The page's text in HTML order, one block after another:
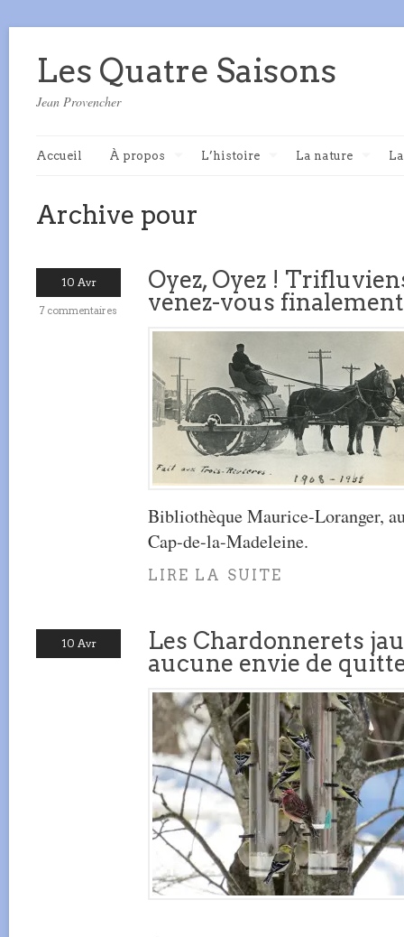
Les Quatre Saisons
Jean Provencher
Accueil À propos L’histoire La nature
Archive pour
10 Avr
7 commentaires
Oyez, Oyez !
venez-vous
Bibliothèque Maurice-Loranger,
Cap-de-la-Madeleine.
LIRE LA SUITE
10 Avr
Les Chardonnerets
aucune envie de